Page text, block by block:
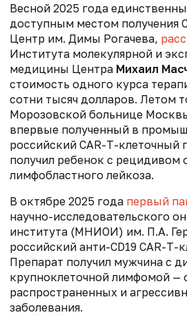
Весной 2025 года
доступным местом получения
Центр им. Димы Рогачева,
Института молекулярной и
медицины Центра Михаил
стоимость одного курса
сотни тысяч долларов. Летом
Морозовской больнице
впервые полученный в
российский CAR-T-клеточный
получил ребенок с рецидивом
лимфобластного лейкоза.
В октябре 2025 года первый
научно-исследовательского
института (МНИОИ) им. П.А.
российский анти-CD19 CAR-T-
Препарат получил мужчина с
крупноклеточной лимфомой —
распространенных и
заболевания.